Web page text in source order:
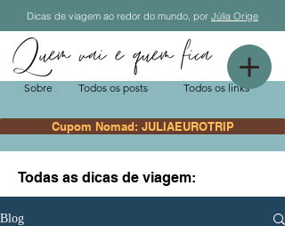
Sobre Todos os posts Todos os links
Cupom Nomad: JULIAEUROTRIP
Dicas de viagem ao redor do mundo, por Júlia Orige
Todas as dicas de viagem:
Blog